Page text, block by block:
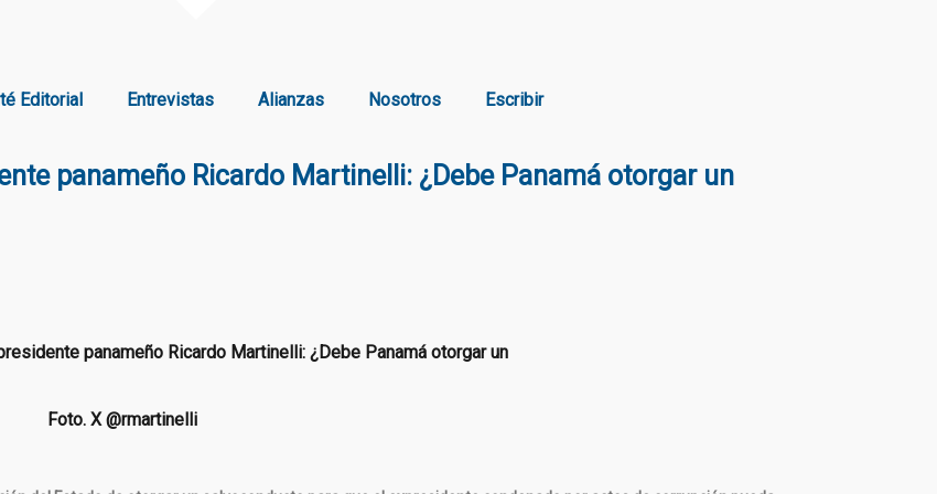
Editorial Entrevistas Alianzas Nosotros Escribir
panameño Ricardo Martinelli: ¿Debe Panamá otorgar un
Foto. X @rmartinelli